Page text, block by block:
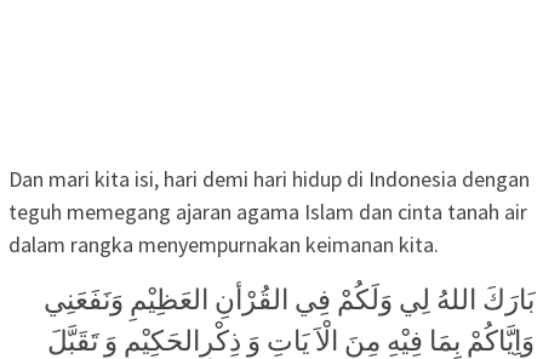
Dan mari kita isi, hari demi hari hidup di Indonesia dengan
teguh memegang ajaran agama Islam dan cinta tanah air
dalam rangka menyempurnakan keimanan kita.
بَارَكَ اللهُ لِي وَلَكُمْ فِي القُرْأنِ العَظِيْمِ وَنَفَعَنِي
وَاِيَّاكُمْ بِمَا فِيْهِ مِنَ الْاَ يَاتِ وَ ذِكْرِالحَكِيْمِ وَ تَقَبَّلَ